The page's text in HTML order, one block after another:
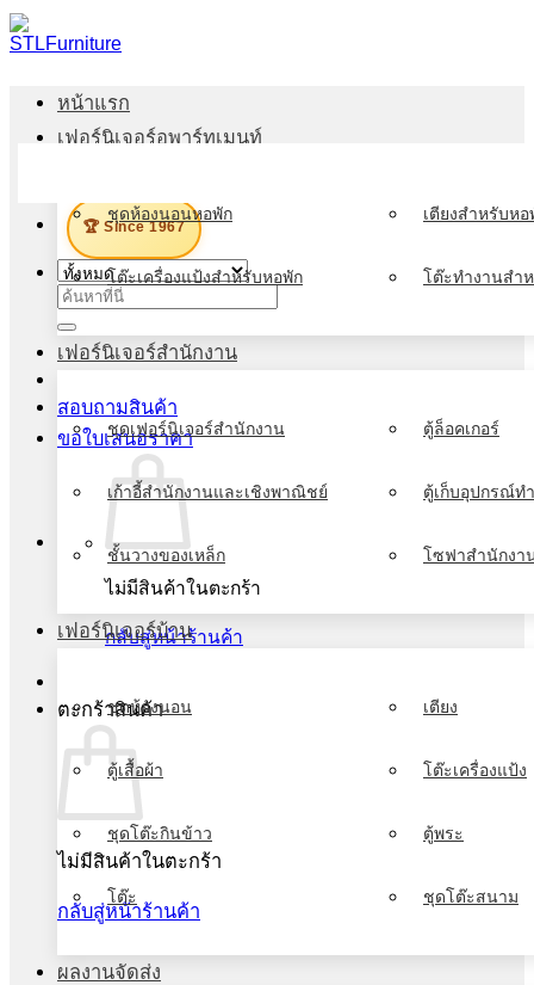
ข้าม
ไป
เนื้อหา
🏆 Since 1967
ค้นหา:
สอบถามสินค้า
ขอใบเสนอราคา
ไม่มีสินค้าในตะกร้า
กลับสู่หน้าร้านค้า
ตะกร้าสินค้า
ไม่มีสินค้าในตะกร้า
กลับสู่หน้าร้านค้า
หน้าแรก
เฟอร์นิเจอร์อพาร์ทเมนท์
ชุดห้องนอนหอพัก เตียงสำหรับหอ
โต๊ะเครื่องแป้งสำหรับหอพัก โต๊ะทำงานสำ
เฟอร์นิเจอร์สำนักงาน
ชุดเฟอร์นิเจอร์สำนักงาน ตู้ล็อคเกอร์
เก้าอี้สำนักงานและเชิงพาณิชย์ ตู้เก็บอุปกรณ์ท
ชั้นวางของเหล็ก โซฟาสำนักงา
เฟอร์นิเจอร์บ้าน
ชุดห้องนอน เตียง
ตู้เสื้อผ้า โต๊ะเครื่องแป้ง
ชุดโต๊ะกินข้าว ตู้พระ
โต๊ะ ชุดโต๊ะสนาม
ผลงานจัดส่ง